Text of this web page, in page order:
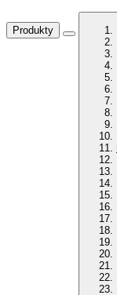
Produkty